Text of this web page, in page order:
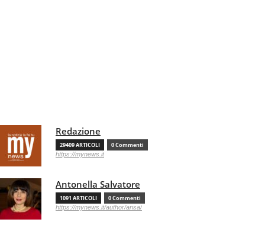
Redazione
29409 ARTICOLI 0 Commenti
https://mynews.it
Antonella Salvatore
1091 ARTICOLI 0 Commenti
https://mynews.it/author/ansa/